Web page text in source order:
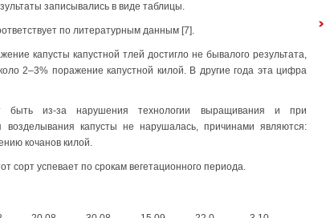
записывались в виде таблицы.
по литературным данным [7].
капусты капустной тлей достигло не бывалого результата,
2–3% поражение капустной килой. В другие года эта цифра
быть из-за нарушения технологии выращивания и при
возделывания капусты не нарушалась, причинами являются:
кочанов килой.
сорт успевает по срокам вегетационного периода.